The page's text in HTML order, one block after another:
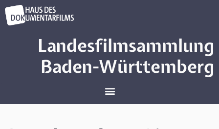
Landesfilmsammlung
Baden-Württemberg